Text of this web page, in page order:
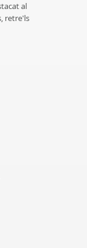
al
retre'ls